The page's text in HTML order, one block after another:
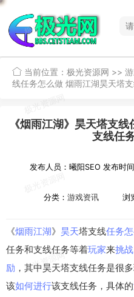
当前位置： 极光资源网 >>
线任务怎么做 烟雨江湖昊天塔
《烟雨江湖》昊天塔支
支线任
发布人员：曦阳SEO 发布时
分类： 游戏资讯 浏
《烟雨江湖》 昊天塔支线任务
任务和支线任务等着玩家来挑战
励 ，其中昊天塔支线任务是很
该如何进行该支线任务，具体的